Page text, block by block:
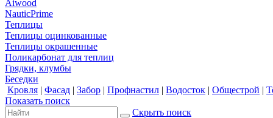
Aiwood
NauticPrime
Теплицы
Теплицы оцинкованные
Теплицы окрашенные
Поликарбонат для теплиц
Грядки, клумбы
Беседки
Кровля | Фасад | Забор | Профнастил | Водосток | Общестрой |
Показать поиск
Скрыть поиск